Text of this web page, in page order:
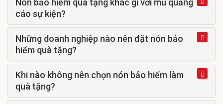
Nón bảo hiểm quà tặng khác gì với mũ quảng
cáo sự kiện?
Những doanh nghiệp nào nên đặt nón bảo
hiểm quà tặng?
Khi nào không nên chọn nón bảo hiểm làm
quà tặng?